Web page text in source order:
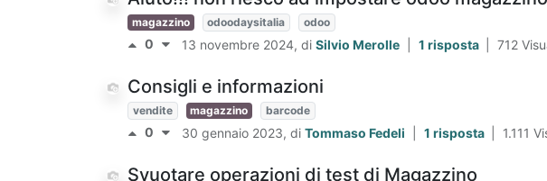
magazzino odoodaysitalia odoo
0 13 novembre 2024, di Silvio Merolle 1 risposta 712
Consigli e informazioni
vendite magazzino barcode
0 30 gennaio 2023, di Tommaso Fedeli 1 risposta 1.111
Svuotare operazioni di test di Magazzino